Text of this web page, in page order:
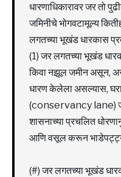
धारणाधिकारावर जर तो
जमिनीचे भोगवटामूल्य
लगतच्या भूखंड धारकास
(1) जर लगतच्या भूखंड
किवा नझूल जमीन असून,
धारण केलेला असल्यास,
(conservancy lane)
शासनाच्या प्रचलित
आणि वसूल करून
(#) जर लगतच्या भूखंड